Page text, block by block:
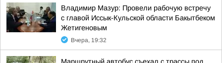
Владимир Мазур: Провели рабочую встречу
с главой Иссык-Кульской области Бакытбеком
Жетигеновым
Вчера, 19:32